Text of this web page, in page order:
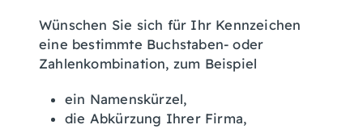
Wünschen Sie sich für Ihr Kennzeichen
eine bestimmte Buchstaben- oder
Zahlenkombination, zum Beispiel
ein Namenskürzel,
die Abkürzung Ihrer Firma,